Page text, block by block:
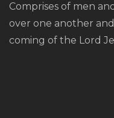
Comprises of men
over one another
coming of the Lord